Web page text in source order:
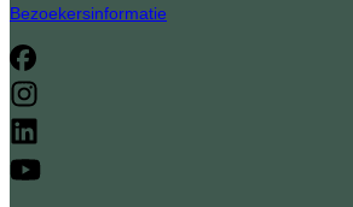
Bezoekersinformatie